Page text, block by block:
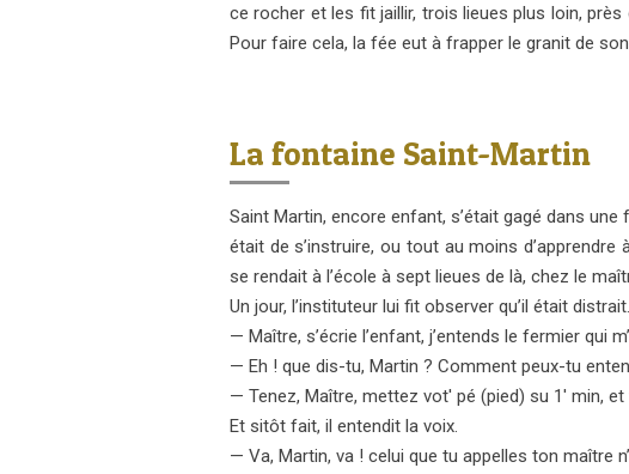
ce rocher et les fit jaillir, trois lieues plus loin,
Pour faire cela, la fée eut à frapper le granit de
La fontaine Saint-Martin
Saint Martin, encore enfant, s’était gagé dans
était de s’instruire, ou tout au moins
se rendait à l’école à sept lieues de là, chez le
Un jour, l’instituteur lui fit observer qu’il était distrait.
— Maître, s’écrie l’enfant, j’entends le fermier qui
— Eh ! que dis-tu, Martin ? Comment peux-tu
— Tenez, Maître, mettez vot' pé (pied) su 1' min,
Et sitôt fait, il entendit la voix.
— Va, Martin, va ! celui que tu appelles ton maître